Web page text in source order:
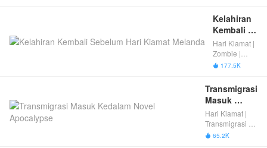
Kelahiran
Kembali
Sebelum
Hari
Kiamat
Hari Kiamat |
Zombie |
Kelahiran
menjadi kuat
| Fantasi
Wanita |
Mengubah
Takdir | Tamat
 177.5K
Transmigrasi
Masuk
Kedalam
Novel
Apocalypse
Hari Kiamat |
Transmigrasi ke
Dalam Novel |
 65.2K